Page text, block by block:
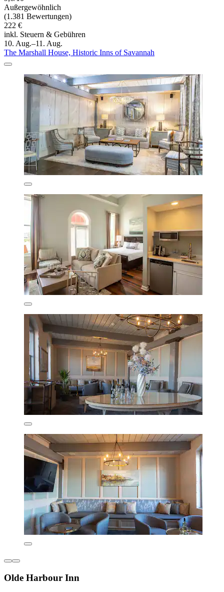
Außergewöhnlich
(1.381 Bewertungen)
222 €
inkl. Steuern & Gebühren
10. Aug.–11. Aug.
The Marshall House, Historic Inns of Savannah
Olde Harbour Inn